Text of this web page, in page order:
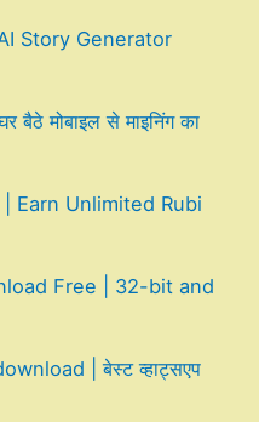
Story Generator
मोबाइल से माइनिंग का
Earn Unlimited Rubi
Free | 32-bit and
| बेस्ट व्हाट्सएप